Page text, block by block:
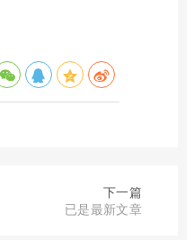
下一篇
已是最新文章